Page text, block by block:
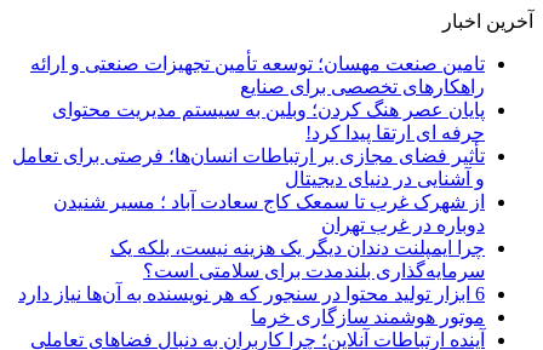
آخرین اخبار
تامین صنعت مهسان؛ توسعه تأمین تجهیزات صنعتی و ارائه
راهکارهای تخصصی برای صنایع
پایان عصر هنگ کردن؛ وبلین به سیستم مدیریت محتوای
حرفه ای ارتقا پیدا کرد!
تأثیر فضای مجازی بر ارتباطات انسان‌ها؛ فرصتی برای تعامل
و آشنایی در دنیای دیجیتال
از شهرک غرب تا سمعک کاج سعادت آباد ؛ مسیر شنیدن
دوباره در غرب تهران
چرا ایمپلنت دندان دیگر یک هزینه نیست، بلکه یک
سرمایه‌گذاری بلندمدت برای سلامتی است؟
6 ابزار تولید محتوا در سنجور که هر نویسنده به آن‌ها نیاز دارد
موتور هوشمند سازگاری خرما
آینده ارتباطات آنلاین؛ چرا کاربران به دنبال فضاهای تعاملی